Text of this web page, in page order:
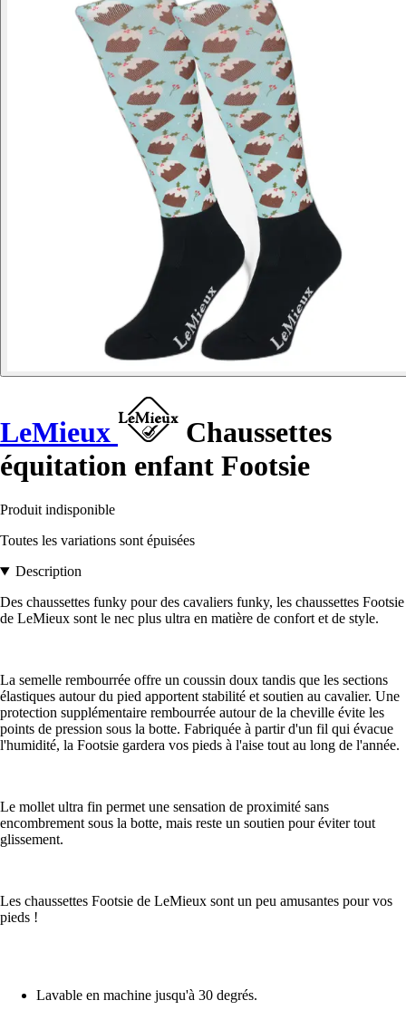
LeMieux
Chaussettes
équitation enfant Footsie
Produit indisponible
Toutes les variations sont épuisées
Description
Des chaussettes funky pour des cavaliers funky, les chaussettes Footsie
de LeMieux sont le nec plus ultra en matière de confort et de style.
La semelle rembourrée offre un coussin doux tandis que les sections
élastiques autour du pied apportent stabilité et soutien au cavalier. Une
protection supplémentaire rembourrée autour de la cheville évite les
points de pression sous la botte. Fabriquée à partir d'un fil qui évacue
l'humidité, la Footsie gardera vos pieds à l'aise tout au long de l'année.
Le mollet ultra fin permet une sensation de proximité sans
encombrement sous la botte, mais reste un soutien pour éviter tout
glissement.
Les chaussettes Footsie de LeMieux sont un peu amusantes pour vos
pieds !
Lavable en machine jusqu'à 30 degrés.